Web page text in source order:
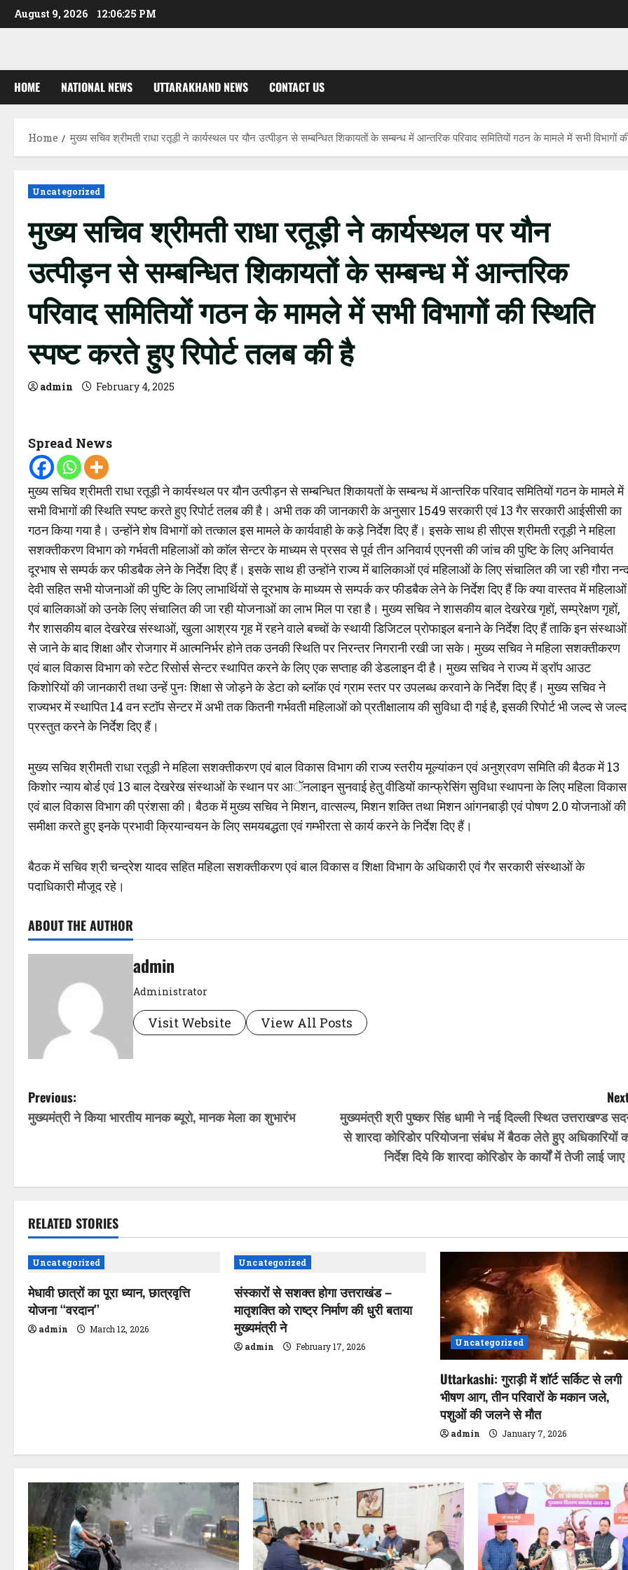
Skip
to
August 9, 2026 12:06:25 PM
HOME NATIONAL NEWS UTTARAKHAND NEWS CONTACT US
Home मुख्य सचिव श्रीमती राधा रतूड़ी ने कार्यस्थल पर यौन उत्पीड़न से सम्बन्धित शिकायतों के सम्बन्ध में आन्तरिक परिवाद समितियों गठन के मामले में सभी विभागों
Uncategorized
मुख्य सचिव श्रीमती राधा रतूड़ी ने कार्यस्थल पर यौन
उत्पीड़न से सम्बन्धित शिकायतों के सम्बन्ध में आन्तरिक
परिवाद समितियों गठन के मामले में सभी विभागों की स्थिति
स्पष्ट करते हुए रिपोर्ट तलब की है
admin February 4, 2025
Spread News
मुख्य सचिव श्रीमती राधा रतूड़ी ने कार्यस्थल पर यौन उत्पीड़न से सम्बन्धित शिकायतों के सम्बन्ध में आन्तरिक परिवाद समितियों गठन के मामले में
सभी विभागों की स्थिति स्पष्ट करते हुए रिपोर्ट तलब की है। अभी तक की जानकारी के अनुसार 1549 सरकारी एवं 13 गैर सरकारी आईसीसी का
गठन किया गया है। उन्होंने शेष विभागों को तत्काल इस मामले के कार्यवाही के कड़े निर्देश दिए हैं। इसके साथ ही सीएस श्रीमती रतूड़ी ने महिला
सशक्तीकरण विभाग को गर्भवती महिलाओं को काॅल सेन्टर के माध्यम से प्रसव से पूर्व तीन अनिवार्य एएनसी की जांच की पुष्टि के लिए अनिवार्यत
दूरभाष से सम्पर्क कर फीडबैक लेने के निर्देश दिए हैं। इसके साथ ही उन्होंने राज्य में बालिकाओं एवं महिलाओं के लिए संचालित की जा रही गौरा
देवी सहित सभी योजनाओं की पुष्टि के लिए लाभार्थियों से दूरभाष के माध्यम से सम्पर्क कर फीडबैक लेने के निर्देश दिए हैं कि क्या वास्तव में महिलाओं
एवं बालिकाओं को उनके लिए संचालित की जा रही योजनाओं का लाभ मिल पा रहा है। मुख्य सचिव ने शासकीय बाल देखरेख गृहों, सम्प्रेक्षण गृहों,
गैर शासकीय बाल देखरेख संस्थाओं, खुला आश्रय गृह में रहने वाले बच्चों के स्थायी डिजिटल प्रोफाइल बनाने के निर्देश दिए हैं ताकि इन संस्थाओं
से जाने के बाद शिक्षा और रोजगार में आत्मनिर्भर होने तक उनकी स्थिति पर निरन्तर निगरानी रखी जा सके। मुख्य सचिव ने महिला सशक्तीकरण
एवं बाल विकास विभाग को स्टेट रिसोर्स सेन्टर स्थापित करने के लिए एक सप्ताह की डेडलाइन दी है। मुख्य सचिव ने राज्य में ड्राॅप आउट
किशोरियों की जानकारी तथा उन्हें पुनः शिक्षा से जोड़ने के डेटा को ब्लाॅक एवं ग्राम स्तर पर उपलब्ध करवाने के निर्देश दिए हैं। मुख्य सचिव ने
राज्यभर में स्थापित 14 वन स्टाॅप सेन्टर में अभी तक कितनी गर्भवती महिलाओं को प्रतीक्षालाय की सुविधा दी गई है, इसकी रिपोर्ट भी जल्द से जल्द
प्रस्तुत करने के निर्देश दिए हैं।
मुख्य सचिव श्रीमती राधा रतूड़ी ने महिला सशक्तीकरण एवं बाल विकास विभाग की राज्य स्तरीय मूल्यांकन एवं अनुश्रवण समिति की बैठक में 13
किशोर न्याय बोर्ड एवं 13 बाल देखरेख संस्थाओं के स्थान पर आॅनलाइन सुनवाई हेतु वीडियों कान्फ्रेसिंग सुविधा स्थापना के लिए महिला विकास
एवं बाल विकास विभाग की प्रंशसा की। बैठक में मुख्य सचिव ने मिशन, वात्सल्य, मिशन शक्ति तथा मिशन आंगनबाड़ी एवं पोषण 2.0 योजनाओं की
समीक्षा करते हुए इनके प्रभावी क्रियान्वयन के लिए समयबद्धता एवं गम्भीरता से कार्य करने के निर्देश दिए हैं।
बैठक में सचिव श्री चन्द्रेश यादव सहित महिला सशक्तीकरण एवं बाल विकास व शिक्षा विभाग के अधिकारी एवं गैर सरकारी संस्थाओं के
पदाधिकारी मौजूद रहे।
ABOUT THE AUTHOR
admin
Administrator
Visit Website View All Posts
P
o
t
n
a
v
i
g
o
n
Previous:
मुख्यमंत्री ने किया भारतीय मानक ब्यूरो, मानक मेला का शुभारंभ
मुख्यमंत्री श्री पुष्कर सिंह धामी ने नई दिल्ली स्थित उत्तराखण्ड
से शारदा कोरिडोर परियोजना संबंध में बैठक लेते हुए अधिकारियों
निर्देश दिये कि शारदा कोरिडोर के कार्यों में तेजी लाई
RELATED STORIES
Uncategorized
मेधावी छात्रों का पूरा ध्यान, छात्रवृत्ति
योजना ‘‘वरदान’’
admin March 12, 2026
Uncategorized
संस्कारों से सशक्त होगा उत्तराखंड –
मातृशक्ति को राष्ट्र निर्माण की धुरी बताया
मुख्यमंत्री ने
admin February 17, 2026 Uncategorized
Uttarkashi: गुराड़ी में शॉर्ट सर्किट से लगी
भीषण आग, तीन परिवारों के मकान जले,
पशुओं की जलने से मौत
admin January 7, 2026